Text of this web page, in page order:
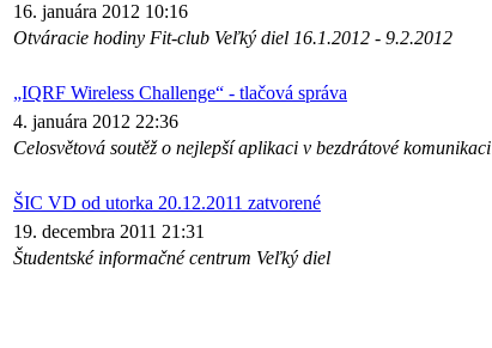
16. januára 2012 10:16
Otváracie hodiny Fit-club Veľký diel 16.1.2012 - 9.2.2012
„IQRF Wireless Challenge“ - tlačová správa
4. januára 2012 22:36
Celosvětová soutěž o nejlepší aplikaci v bezdrátové komunikaci
ŠIC VD od utorka 20.12.2011 zatvorené
19. decembra 2011 21:31
Študentské informačné centrum Veľký diel